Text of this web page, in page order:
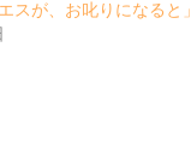
スが、お叱りになると」